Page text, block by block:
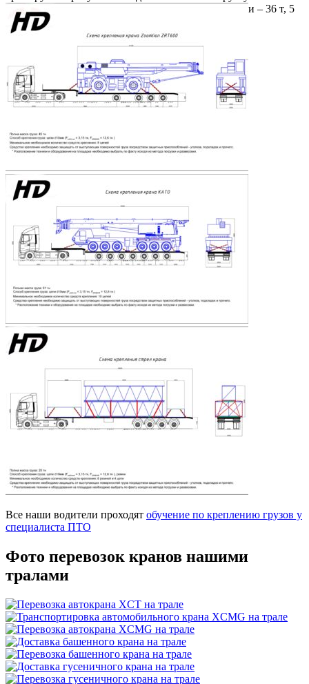
более установленных пределов — 3 оси – 28 т, 4 оси – 36 т, 5
осей – 40 т, 6 осей – 44 т.
Все наши водители проходят обучение по креплению грузов у
специалиста ПТО
Фото перевозок кранов нашими
тралами